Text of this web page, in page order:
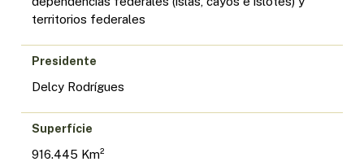
territorios federales
Presidente
Delcy Rodrígues
Superfície
916.445 Km²